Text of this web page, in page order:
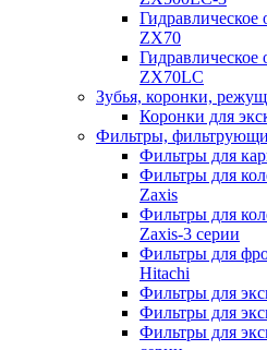
Гидравлическое
ZX70
Гидравлическое
ZX70LC
Зубья, коронки,
Коронки для
Фильтры,
Фильтры для
Фильтры для
Zaxis
Фильтры для
Zaxis-3 серии
Фильтры для
Hitachi
Фильтры для
Фильтры для
Фильтры для